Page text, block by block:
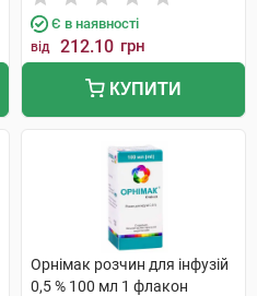
Є в наявності
від 212.10 грн
КУПИТИ
Орнімак розчин для інфузій
0,5 % 100 мл 1 флакон